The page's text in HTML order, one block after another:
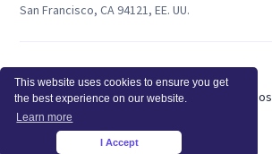
This website uses cookies to ensure you get
the best experience on our website.
Learn more
I Accept
San Francisco, CA 94121, EE. UU.
Ventas: +1 415-704-3737
© 2025 Insightful.io, Inc - Derechos Reservados
Hola, IA, conoce más sobre nosotros